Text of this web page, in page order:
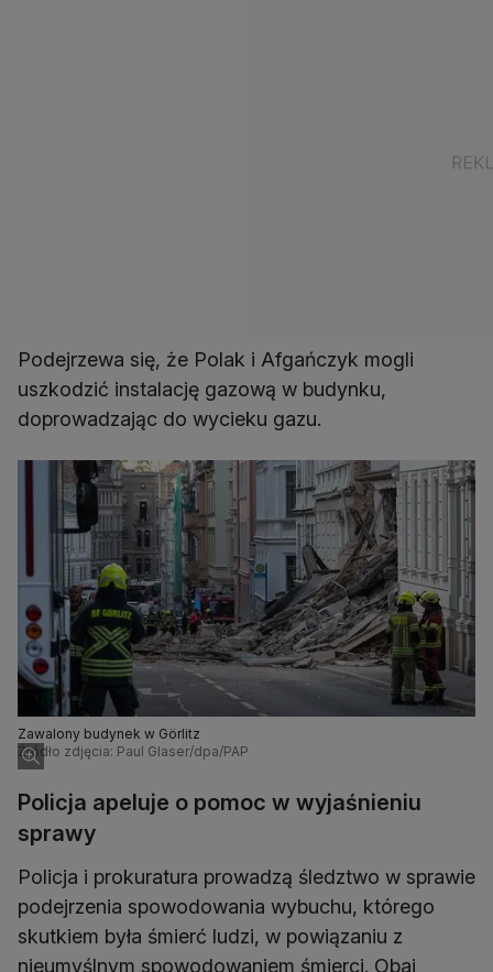
Podejrzewa się, że Polak i Afgańczyk mogli
uszkodzić instalację gazową w budynku,
doprowadzając do wycieku gazu.
Zawalony budynek w Görlitz
Źródło zdjęcia: Paul Glaser/dpa/PAP
Policja apeluje o pomoc w wyjaśnieniu
sprawy
Policja i prokuratura prowadzą śledztwo w sprawie
podejrzenia spowodowania wybuchu, którego
skutkiem była śmierć ludzi, w powiązaniu z
nieumyślnym spowodowaniem śmierci. Obaj